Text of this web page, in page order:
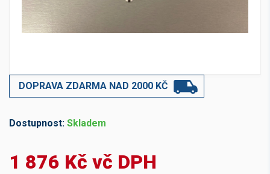
DOPRAVA ZDARMA NAD 2000 KČ
Dostupnost: Skladem
1 876 Kč vč DPH